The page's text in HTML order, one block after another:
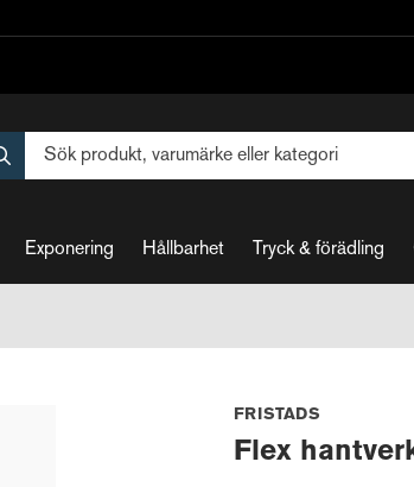
Exponering Hållbarhet Tryck & förädling
FRISTADS
Flex